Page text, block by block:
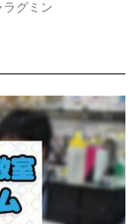
ラグミン